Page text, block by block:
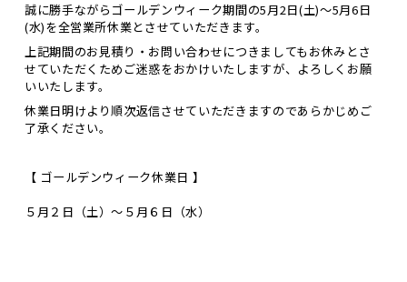
誠に勝手ながらゴールデンウィーク期間の5月2日(土)～5月6日
(水)を全営業所休業とさせていただきます。
上記期間のお見積り・お問い合わせにつきましてもお休みとさ
せていただくためご迷惑をおかけいたしますが、よろしくお願
いいたします。
休業日明けより順次返信させていただきますのであらかじめご
了承ください。
【 ゴールデンウィーク休業日 】
５月２日（土）～５月６日（水）